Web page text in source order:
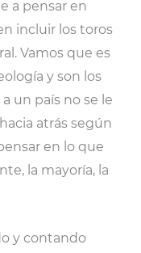
a pensar en
incluir los toros
Vamos que es
y son los
un país no se le
atrás según
en lo que
la mayoría, la
y contando